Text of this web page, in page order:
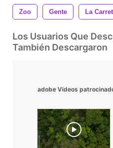
Zoo Gente La
Los Usuarios Que
También Descargaron
adobe Videos